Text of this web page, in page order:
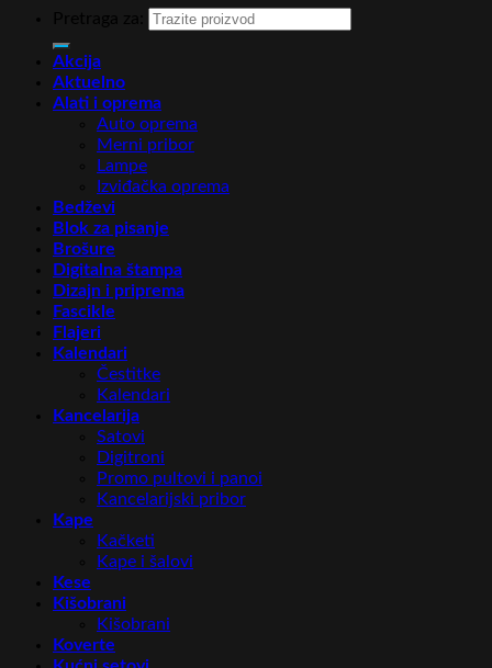
Akcija
Aktuelno
Alati i oprema
Auto oprema
Merni pribor
Lampe
Izviđačka oprema
Bedževi
Blok za pisanje
Brošure
Digitalna štampa
Dizajn i priprema
Fascikle
Flajeri
Kalendari
Čestitke
Kalendari
Kancelarija
Satovi
Digitroni
Promo pultovi i panoi
Kancelarijski pribor
Kape
Kačketi
Kape i šalovi
Kese
Kišobrani
Kišobrani
Koverte